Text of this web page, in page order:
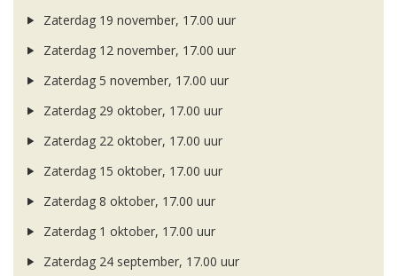
Zaterdag 19 november, 17.00 uur
Zaterdag 12 november, 17.00 uur
Zaterdag 5 november, 17.00 uur
Zaterdag 29 oktober, 17.00 uur
Zaterdag 22 oktober, 17.00 uur
Zaterdag 15 oktober, 17.00 uur
Zaterdag 8 oktober, 17.00 uur
Zaterdag 1 oktober, 17.00 uur
Zaterdag 24 september, 17.00 uur